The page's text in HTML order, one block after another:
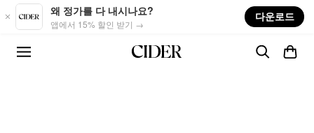
Skip to main content
왜 정가를 다 내시나요?
앱에서 15% 할인 받기 →
다운로드